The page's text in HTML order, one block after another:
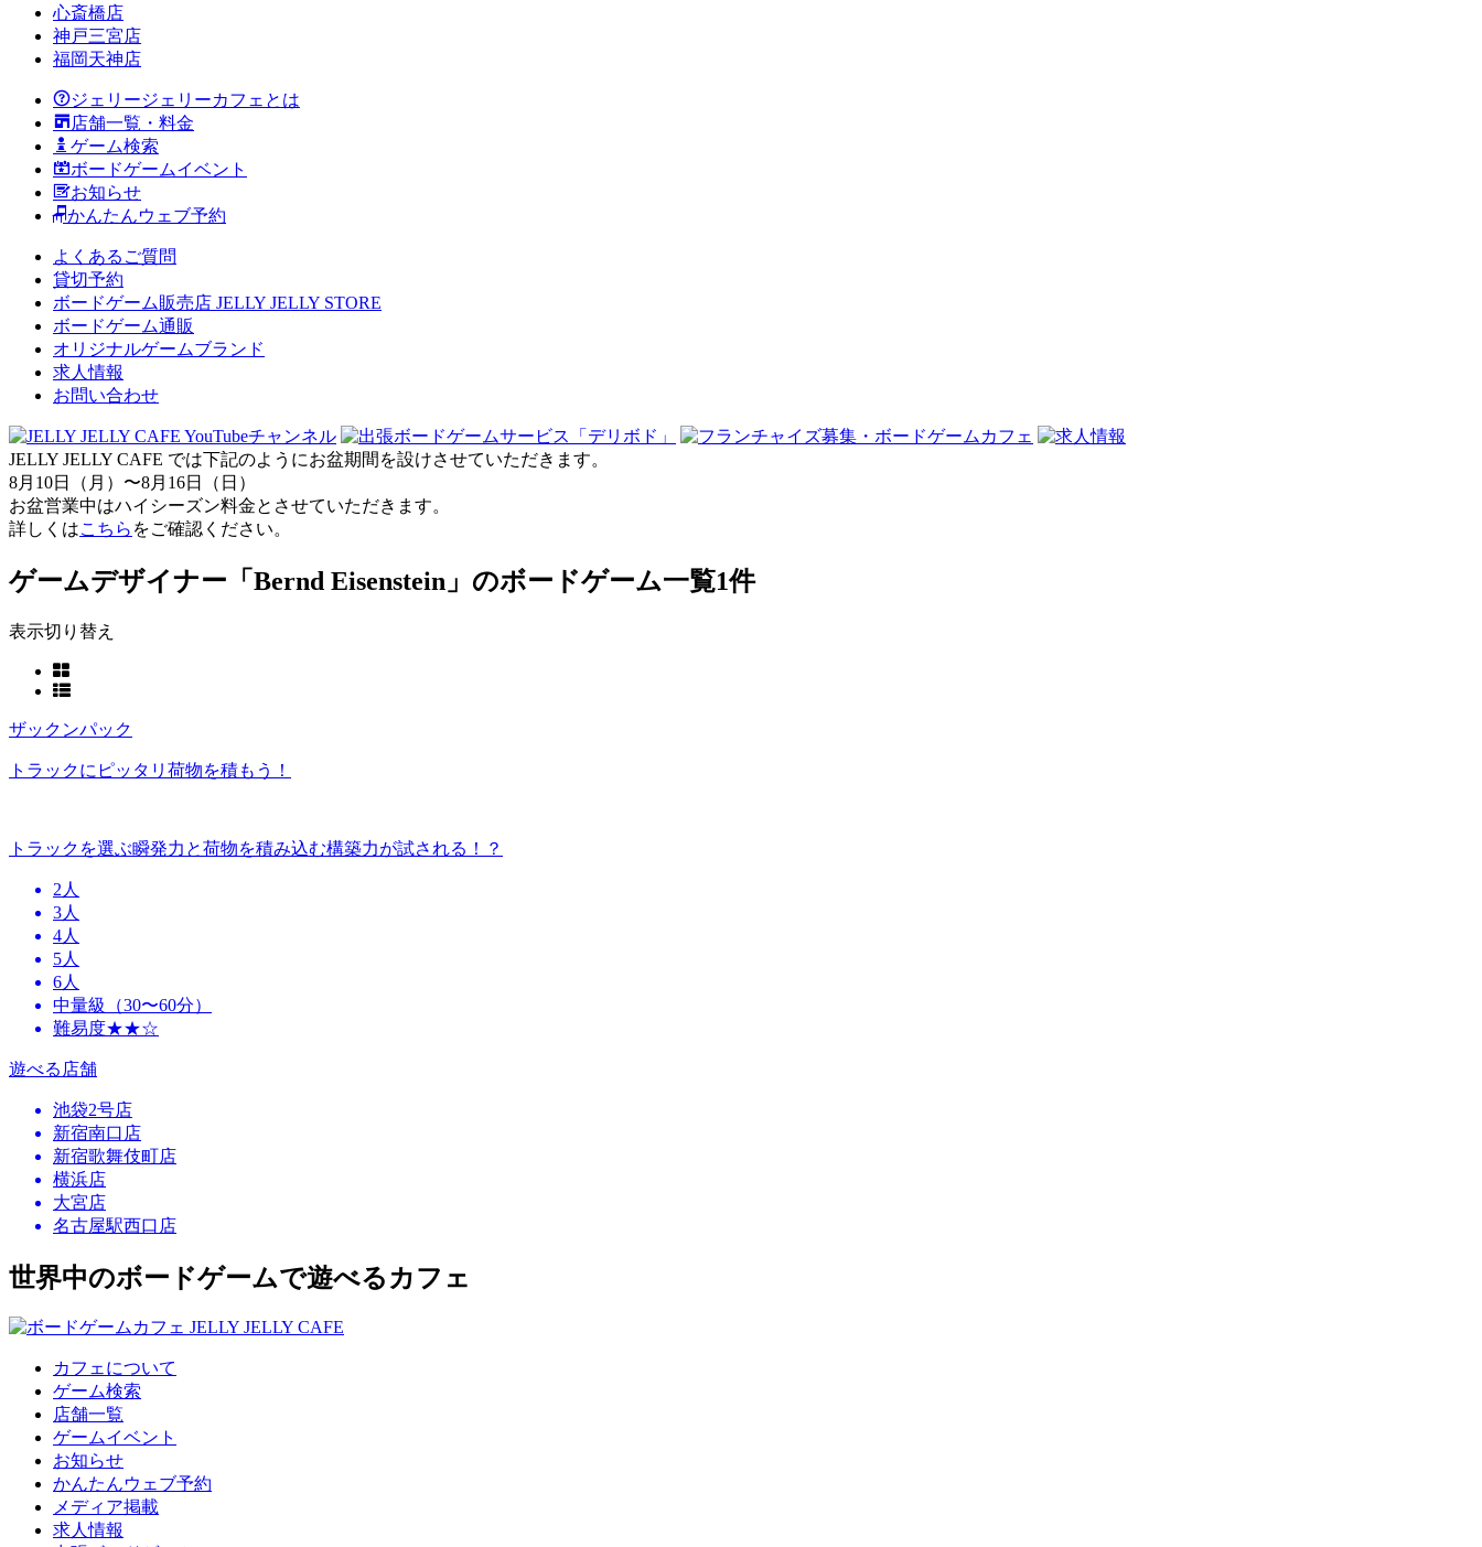
心斎橋店
神戸三宮店
福岡天神店
ジェリージェリーカフェとは
店舗一覧・料金
ゲーム検索
ボードゲームイベント
お知らせ
かんたんウェブ予約
よくあるご質問
貸切予約
ボードゲーム販売店 JELLY JELLY STORE
ボードゲーム通販
オリジナルゲームブランド
求人情報
お問い合わせ
JELLY JELLY CAFE では下記のようにお盆期間を設けさせていただきます。
8月10日（月）〜8月16日（日）
お盆営業中はハイシーズン料金とさせていただきます。
詳しくはこちら をご確認ください。
ゲームデザイナー「Bernd Eisenstein」のボードゲーム一覧1件
表示切り替え
ザックンパック
トラックにピッタリ荷物を積もう！
トラックを選ぶ瞬発力と荷物を積み込む構築力が試される！？
2人
3人
4人
5人
6人
中量級（30〜60分）
難易度★★☆
遊べる店舗
池袋2号店
新宿南口店
新宿歌舞伎町店
横浜店
大宮店
名古屋駅西口店
世界中のボードゲームで遊べるカフェ
カフェについて
ゲーム検索
店舗一覧
ゲームイベント
お知らせ
かんたんウェブ予約
メディア掲載
求人情報